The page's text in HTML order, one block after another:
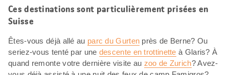
Ces destinations sont particulièrement prisées en
Suisse
Êtes-vous déjà allé au parc du Gurten près de Berne? Ou
seriez-vous tenté par une descente en trottinette à Glaris? À
quand remonte votre dernière visite au zoo de Zurich? Avez-